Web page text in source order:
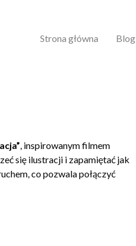
Strona główna Blog
, inspirowanym filmem
się ilustracji i zapamiętać jak
co pozwala połączyć